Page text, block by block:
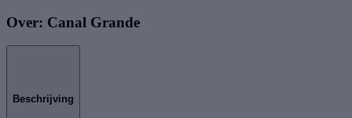
Over: Canal Grande
Beschrijving